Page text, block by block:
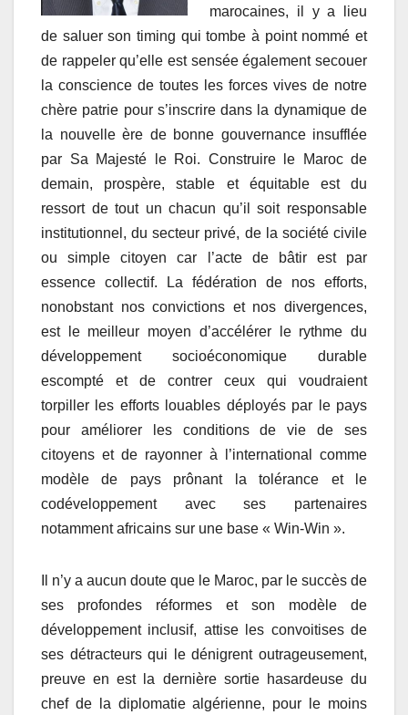
marocaines, il y a lieu
de saluer son timing qui tombe à point nommé et
de rappeler qu’elle est sensée également secouer
la conscience de toutes les forces vives de notre
chère patrie pour s’inscrire dans la dynamique de
la nouvelle ère de bonne gouvernance insufflée
par Sa Majesté le Roi. Construire le Maroc de
demain, prospère, stable et équitable est du
ressort de tout un chacun qu’il soit responsable
institutionnel, du secteur privé, de la société civile
ou simple citoyen car l’acte de bâtir est par
essence collectif. La fédération de nos efforts,
nonobstant nos convictions et nos divergences,
est le meilleur moyen d’accélérer le rythme du
développement socioéconomique durable
escompté et de contrer ceux qui voudraient
torpiller les efforts louables déployés par le pays
pour améliorer les conditions de vie de ses
citoyens et de rayonner à l’international comme
modèle de pays prônant la tolérance et le
codéveloppement avec ses partenaires
notamment africains sur une base « Win-Win ».
Il n’y a aucun doute que le Maroc, par le succès de
ses profondes réformes et son modèle de
développement inclusif, attise les convoitises de
ses détracteurs qui le dénigrent outrageusement,
preuve en est la dernière sortie hasardeuse du
chef de la diplomatie algérienne, pour le moins